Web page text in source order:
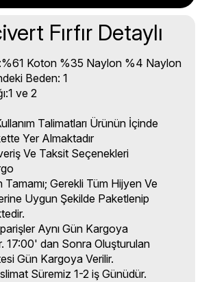
Fırfır Detaylı
Koton %35 Naylon %4 Naylon
Beden: 1
ve 2
Talimatları Ürünün İçinde
Yer Almaktadır
Ve Taksit Seçenekleri
Tamamı; Gerekli Tüm Hijyen Ve
Uygun Şekilde Paketlenip
Aynı Gün Kargoya
17:00' dan Sonra Oluşturulan
Gün Kargoya Verilir.
Süremiz 1-2 iş Günüdür.